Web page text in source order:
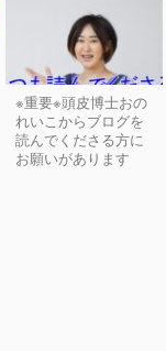
※重要※頭皮博士おの
れいこからブログを
読んでくださる方に
お願いがあります